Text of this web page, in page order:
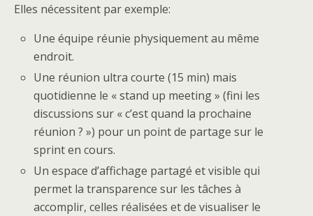
Elles nécessitent par exemple:
Une équipe réunie physiquement au même
endroit.
Une réunion ultra courte (15 min) mais
quotidienne le « stand up meeting » (fini les
discussions sur « c’est quand la prochaine
réunion ? ») pour un point de partage sur le
sprint en cours.
Un espace d’affichage partagé et visible qui
permet la transparence sur les tâches à
accomplir, celles réalisées et de visualiser le